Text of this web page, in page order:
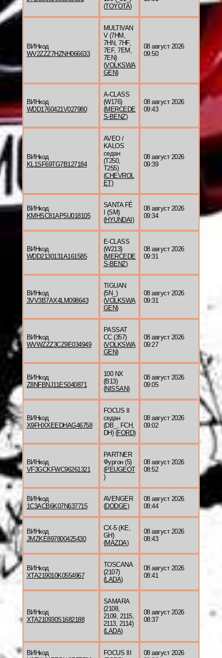
(TOYOTA)
ВИНкод
WV2ZZZ7HZNH066633
MULTIVAN
V (7HM,
7HN, 7HF,
7EF, 7EM,
7EN)
(VOLKSWA
GEN)
08 август 2026
09:50
ВИНкод
WDD1760421V027980
A-CLASS
(W176)
(MERCEDE
S-BENZ)
08 август 2026
09:43
ВИНкод
KL1SF69TG7B127184
AVEO /
KALOS
седан
(T250,
T255)
(CHEVROL
ET)
08 август 2026
09:39
ВИНкод
KMHSC81AP5U018105
SANTA FÉ
I (SM)
(HYUNDAI )
08 август 2026
09:34
ВИНкод
WDD2130131A161585
E-CLASS
(W213)
(MERCEDE
S-BENZ)
08 август 2026
09:31
ВИНкод
3VV3B7AX4LM098643
TIGUAN
(5N_)
(VOLKSWA
GEN)
08 август 2026
09:31
ВИНкод
WVWZZZ3CZ9E034949
PASSAT
CC (357)
(VOLKSWA
GEN)
08 август 2026
09:27
ВИНкод
Z8NFBNJ11ES040871
100 NX
(B13)
(NISSAN)
08 август 2026
09:05
ВИНкод
X9FHXXEEDHAG46758
FOCUS II
седан
(DB_, FCH,
DH) (FORD)
08 август 2026
09:02
ВИНкод
VF3GCKFWC96261321
PARTNER
Фургон (5)
(PEUGEOT
)
08 август 2026
08:52
ВИНкод
1C3ACB6K07N637715
AVENGER
(DODGE)
08 август 2026
08:44
ВИНкод
JMZKE897800425430
CX-5 (KE,
GH)
(MAZDA)
08 август 2026
08:43
ВИНкод
XTA219010K0554967
TOSCANA
(2107)
(LADA)
08 август 2026
08:41
ВИНкод
XTA210930S1682188
SAMARA
(2108,
2109, 2115,
2113, 2114)
(LADA)
08 август 2026
08:37
ВИНкод
FOCUS III
08 август 2026